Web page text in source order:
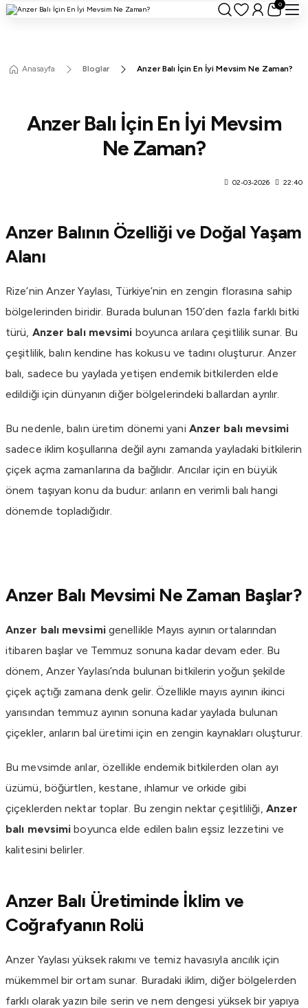
0
Anasayfa Bloglar Anzer Balı İçin En İyi Mevsim Ne Zaman?
Anzer Balı İçin En İyi Mevsim
Ne Zaman?
02-03-2026 22:40
Anzer Balının Özelliği ve Doğal Yaşam
Alanı
Rize’nin Anzer Yaylası, Türkiye’nin en zengin florasına sahip
bölgelerinden biridir. Burada bulunan 150’den fazla farklı bitki
türü, Anzer balı mevsimi boyunca arılara çeşitlilik sunar. Bu
çeşitlilik, balın kendine has kokusu ve tadını oluşturur. Anzer
balı, sadece bu yaylada yetişen endemik bitkilerden elde
edildiği için dünyanın diğer bölgelerindeki ballardan ayrılır.
Bu nedenle, balın üretim dönemi yani Anzer balı mevsimi
sadece iklim koşullarına değil aynı zamanda yayladaki bitkilerin
çiçek açma zamanlarına da bağlıdır. Arıcılar için en büyük
önem taşıyan konu da budur: arıların en verimli balı hangi
dönemde topladığıdır.
Anzer Balı Mevsimi Ne Zaman Başlar?
Anzer balı mevsimigenellikle Mayıs ayının ortalarından
itibaren başlar ve Temmuz sonuna kadar devam eder. Bu
dönem, Anzer Yaylası’nda bulunan bitkilerin yoğun şekilde
çiçek açtığı zamana denk gelir. Özellikle mayıs ayının ikinci
yarısından temmuz ayının sonuna kadar yaylada bulunan
çiçekler, arıların bal üretimi için en zengin kaynakları oluşturur.
Bu mevsimde arılar, özellikle endemik bitkilerden olan ayı
üzümü, böğürtlen, kestane, ıhlamur ve orkide gibi
çiçeklerden nektar toplar. Bu zengin nektar çeşitliliği, Anzer
balı mevsimi boyunca elde edilen balın eşsiz lezzetini ve
kalitesini belirler.
Anzer Balı Üretiminde İklim ve
Coğrafyanın Rolü
Anzer Yaylası yüksek rakımı ve temiz havasıyla arıcılık için
mükemmel bir ortam sunar. Buradaki iklim, diğer bölgelerden
farklı olarak yazın bile serin ve nem dengesi yüksek bir yapıya